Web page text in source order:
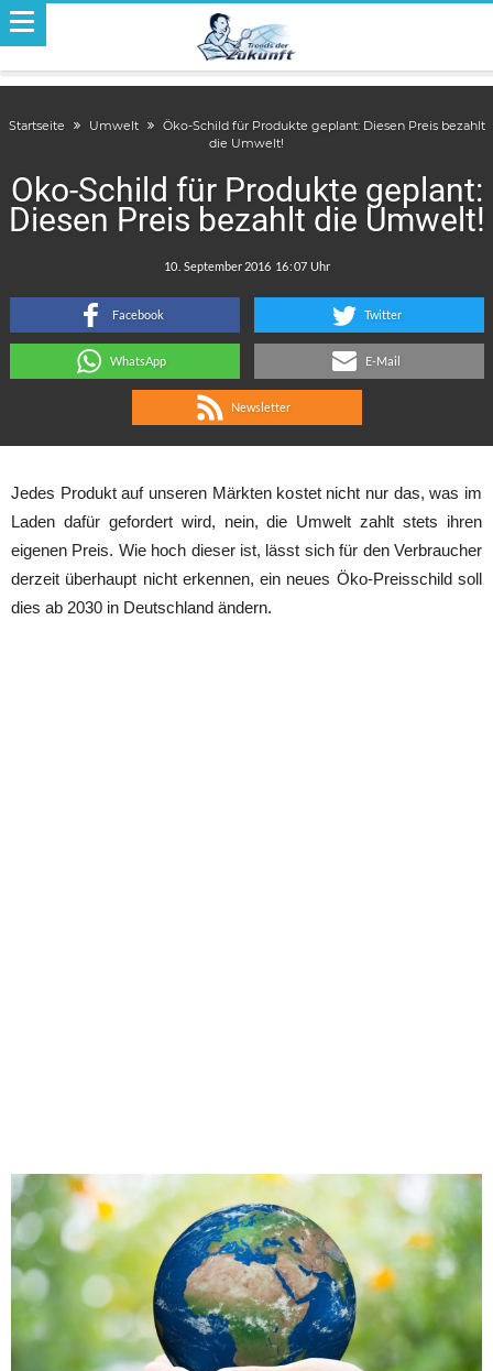
Startseite Umwelt
Öko-Schild für Produkte geplant: Diesen Preis bezahlt
die Umwelt!
Öko-Schild für Produkte geplant:
Diesen Preis bezahlt die Umwelt!
:
Facebook Twitter
WhatsApp E-Mail
Newsletter
Jedes Produkt auf unseren Märkten kostet nicht nur das, was im
Laden dafür gefordert wird, nein, die Umwelt zahlt stets ihren
eigenen Preis. Wie hoch dieser ist, lässt sich für den Verbraucher
derzeit überhaupt nicht erkennen, ein neues Öko-Preisschild soll
dies ab 2030 in Deutschland ändern.